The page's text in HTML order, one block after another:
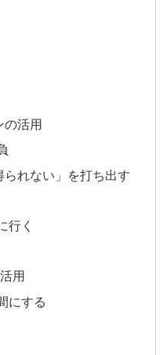
の活用
られない」を打ち出す
行く
用
にする